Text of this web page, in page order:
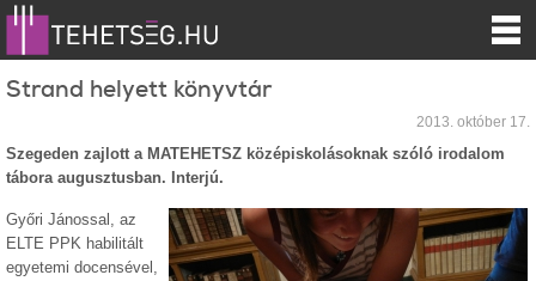
Strand helyett könyvtár
2013. október 17.
Szegeden zajlott a MATEHETSZ középiskolásoknak szóló irodalom
tábora augusztusban. Interjú.
Győri Jánossal, az
ELTE PPK habilitált
egyetemi docensével,